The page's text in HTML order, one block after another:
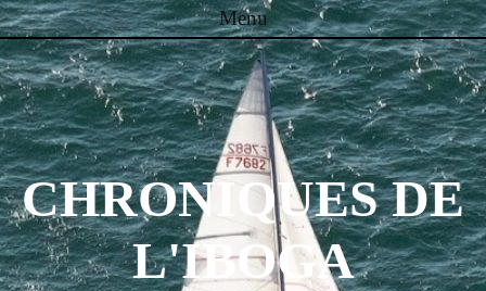
Menu
Skip to content
CHRONIQUES DE
L'IBOGA